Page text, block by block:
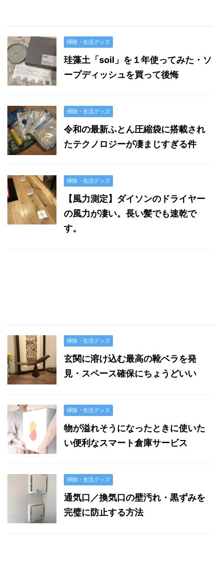
掃除・生活グッズ
珪藻土「soil」を１年使ってみた・ソ
ープディッシュを買って後悔
掃除・生活グッズ
令和の最新ふとん圧縮袋に搭載され
たテクノロジーが凄まじすぎる件
掃除・生活グッズ
【風力測定】ダイソンのドライヤー
の風力が凄い。長い髪でも速乾で
す。
掃除・生活グッズ
玄関に溶け込む最高の靴ベラを発
見・スペース確保にちょうどいい
掃除・生活グッズ
物が溢れそうになったときに使いた
い便利なスマート倉庫サービス
掃除・生活グッズ
通気口／換気口の壁汚れ・黒ずみを
完璧に防止する方法